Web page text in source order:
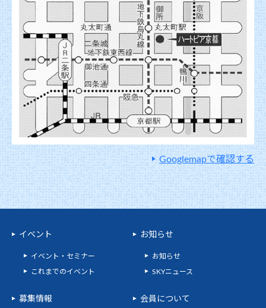
Googlemapで確認する
イベント
イベント・セミナー
これまでのイベント
募集情報
お知らせ
お知らせ
SKYニュース
会員について